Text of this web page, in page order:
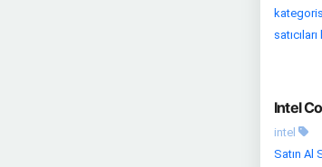
Intel
intel
Satın Al